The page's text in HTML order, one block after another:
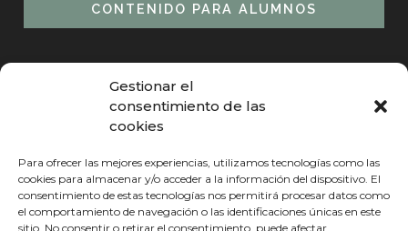
Gestionar el
consentimiento de las
cookies
Para ofrecer las mejores experiencias, utilizamos tecnologías como las
cookies para almacenar y/o acceder a la información del dispositivo. El
consentimiento de estas tecnologías nos permitirá procesar datos como
el comportamiento de navegación o las identificaciones únicas en este
sitio. No consentir o retirar el consentimiento, puede afectar
CONTENIDO PARA ALUMNOS
Quietud